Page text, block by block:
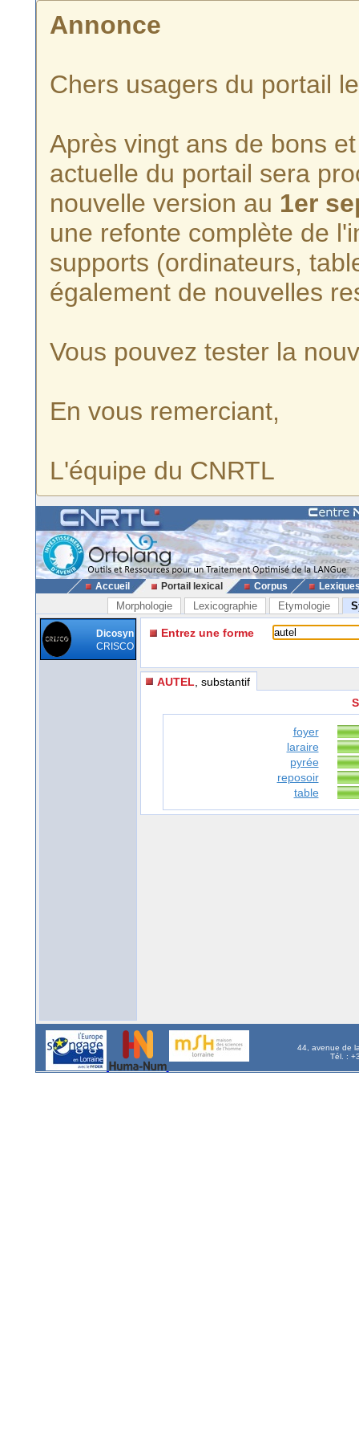
Annonce
Chers usagers du portail
Après vingt ans de bons
actuelle du portail sera
nouvelle version au 1er
une refonte complète de
supports (ordinateurs,
également de nouvelles
Vous pouvez tester la
En vous remerciant,
L'équipe du CNRTL
Accueil Portail lexical Corpus
Morphologie Lexicographie Etymologie
Dicosyn
CRISCO
Entrez une forme
AUTEL , substantif
foyer
laraire
pyrée
reposoir
table
44, avenue de
Tél. :